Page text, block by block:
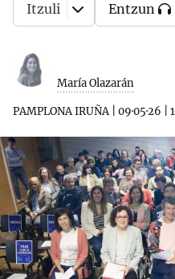
María Olazarán
PAMPLONA IRUÑA| 09·05·26
Itzuli Entzun